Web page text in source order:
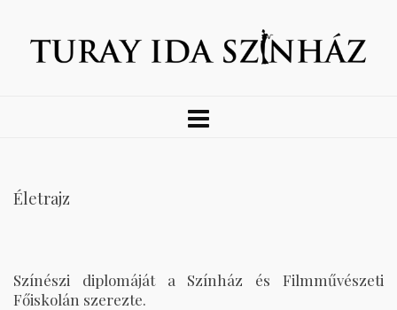
Életrajz
Színészi diplomáját a Színház és Filmművészeti
Főiskolán szerezte.